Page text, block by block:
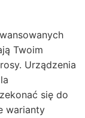
Twoim
Urządzenia
się do
warianty